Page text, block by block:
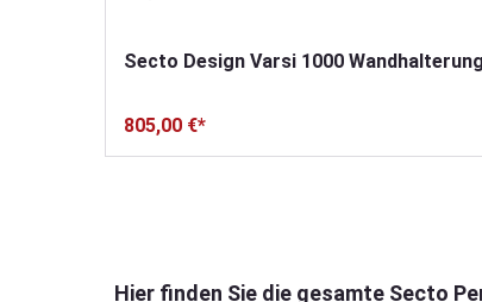
Secto Design Varsi 1000 Wandhalterung
805,00 €*
Hier finden Sie die gesamte Secto